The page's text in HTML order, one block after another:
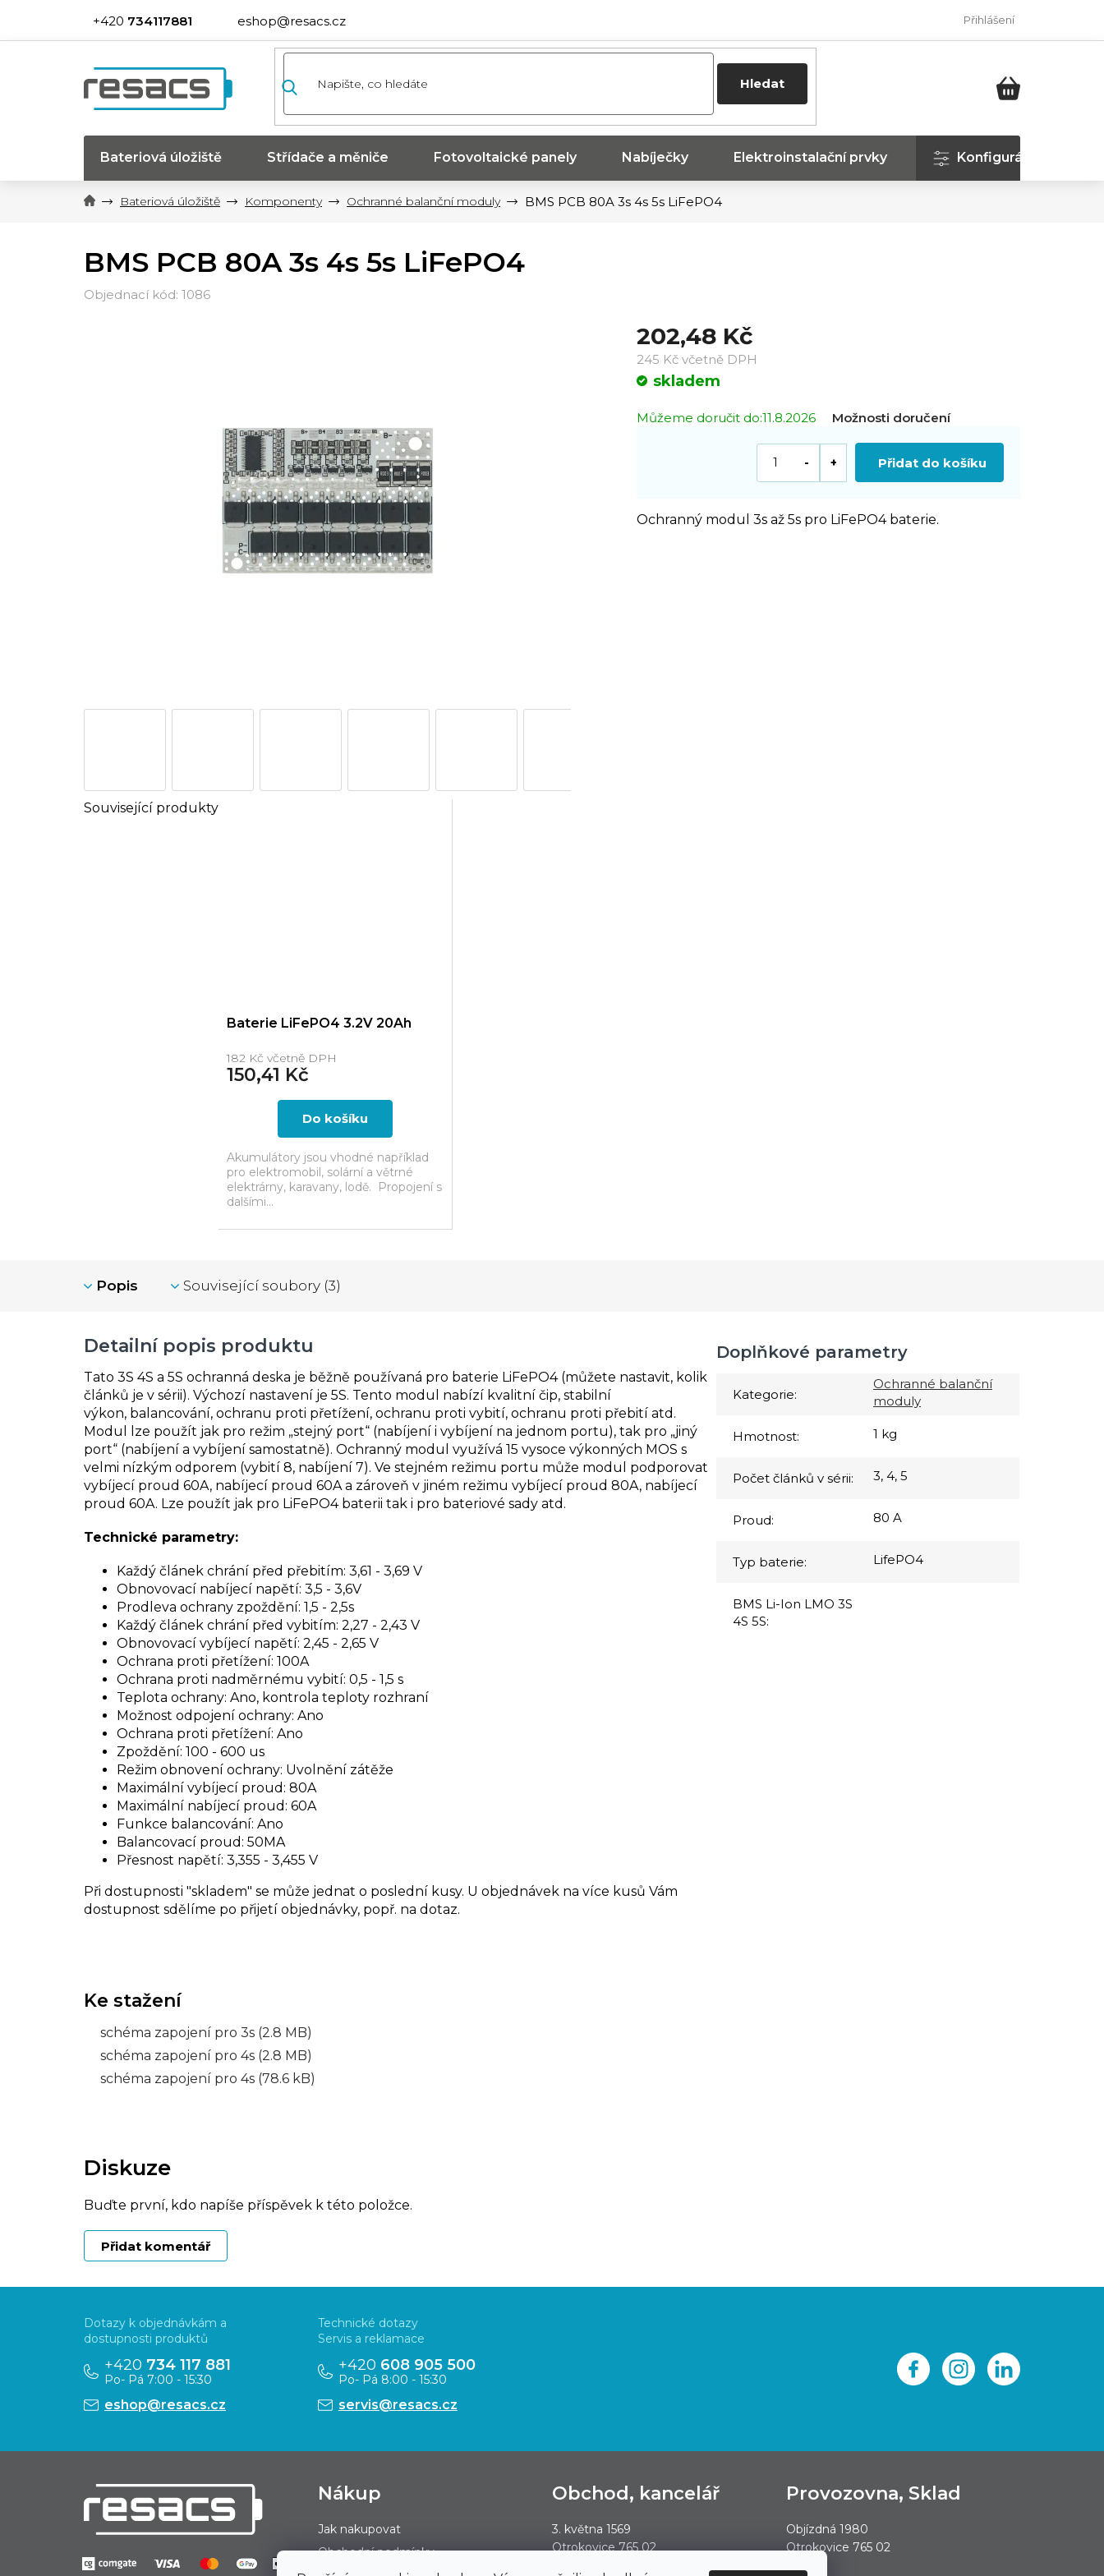
obsah
734117881 eshop@resacs.cz Přihlášení
Hledat
NÁKUPNÍ
KOŠÍK
Bateriová úložiště Střídače a měniče Fotovoltaické panely Nabíječky Elektroinstalační prvky Konfigurátor
Bateriová úložiště Komponenty Ochranné balanční moduly BMS PCB 80A 3s 4s 5s LiFePO4
BMS PCB 80A 3s 4s 5s LiFePO4
1086
202,48 Kč
245 Kč včetně DPH
Měrná
skladem
Můžeme doručit do:11.8.2026 Možnosti doručení
Přidat do košíku
Ochranný modul 3s až 5s pro LiFePO4 baterie.
Baterie LiFePO4 3.2V 20Ah
182 Kč včetně DPH
150,41 Kč
Do košíku
Akumulátory jsou vhodné například
pro elektromobil, solární a větrné
elektrárny, karavany, lodě. Propojení s
dalšími...
Popis Související soubory (3)
Detailní popis produktu
Tato 3S 4S a 5S ochranná deska je běžně používaná pro baterie LiFePO4 (můžete nastavit, kolik
článků je v sérii). Výchozí nastavení je 5S. Tento modul nabízí kvalitní čip, stabilní
výkon, balancování, ochranu proti přetížení, ochranu proti vybití, ochranu proti přebití atd.
Modul lze použít jak pro režim „stejný port“ (nabíjení i vybíjení na jednom portu), tak pro „jiný
port“ (nabíjení a vybíjení samostatně). Ochranný modul využívá 15 vysoce výkonných MOS s
velmi nízkým odporem (vybití 8, nabíjení 7). Ve stejném režimu portu může modul podporovat
vybíjecí proud 60A, nabíjecí proud 60A a zároveň v jiném režimu vybíjecí proud 80A, nabíjecí
proud 60A. Lze použít jak pro LiFePO4 baterii tak i pro bateriové sady atd.
Technické parametry:
Každý článek chrání před přebitím: 3,61 - 3,69 V
Obnovovací nabíjecí napětí: 3,5 - 3,6V
Prodleva ochrany zpoždění: 1,5 - 2,5s
Každý článek chrání před vybitím: 2,27 - 2,43 V
Obnovovací vybíjecí napětí: 2,45 - 2,65 V
Ochrana proti přetížení: 100A
Ochrana proti nadměrnému vybití: 0,5 - 1,5 s
Teplota ochrany: Ano, kontrola teploty rozhraní
Možnost odpojení ochrany: Ano
Ochrana proti přetížení: Ano
Zpoždění: 100 - 600 us
Režim obnovení ochrany: Uvolnění zátěže
Maximální vybíjecí proud: 80A
Maximální nabíjecí proud: 60A
Funkce balancování: Ano
Balancovací proud: 50MA
Přesnost napětí: 3,355 - 3,455 V
Při dostupnosti "skladem" se může jednat o poslední kusy. U objednávek na více kusů Vám
dostupnost sdělíme po přijetí objednávky, popř. na dotaz.
Doplňkové parametry
Kategorie:
Ochranné balanční
moduly
Hmotnost: 1 kg
Počet článků v sérii: 3, 4, 5
Proud: 80 A
Typ baterie: LifePO4
BMS Li-Ion LMO 3S
4S 5S:
schéma zapojení pro 3s (2.8 MB)
schéma zapojení pro 4s (2.8 MB)
schéma zapojení pro 4s (78.6 kB)
Diskuze
Buďte první, kdo napíše příspěvek k této položce.
Přidat komentář
Dotazy k objednávkám a
dostupnosti produktů
+420 734 117 881
Po- Pá 7:00 - 15:30
eshop@resacs.cz
Technické dotazy
Servis a reklamace
+420 608 905 500
Po- Pá 8:00 - 15:30
servis@resacs.cz
Nákup
Jak nakupovat
Obchodní podmínky
Obchod, kancelář
3. května 1569
Otrokovice 765 02
Provozovna, Sklad
Objízdná 1980
Otrokovice 765 02